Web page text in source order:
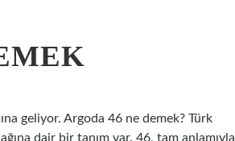
geliyor. Argoda 46 ne demek? Türk
dair bir tanım var. 46, tam anlamıyla